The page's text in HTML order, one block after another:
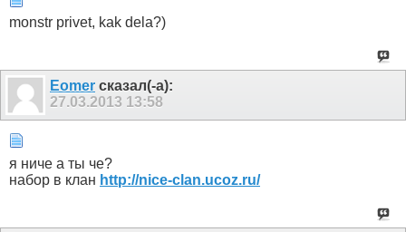
monstr privet, kak dela?)
Eomer сказал(-а):
27.03.2013 13:58
я ниче а ты че?
набор в клан http://nice-clan.ucoz.ru/